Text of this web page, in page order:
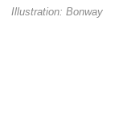
Illustration: Bonway